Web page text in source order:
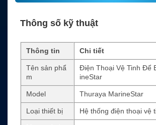
Thông số kỹ thuật
Thông tin Chi tiết
Tên sản phẩ
m
Điện Thoại Vệ Tinh Để
ineStar
Model Thuraya MarineStar
Loại thiết bị Hệ thống điện thoại vệ